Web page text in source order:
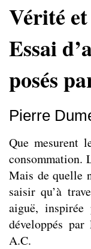
Vérité
Essai
posés
Pierre
Que mesurent
Mais de quelle
saisir qu’à
aiguë,
développés
A.C.